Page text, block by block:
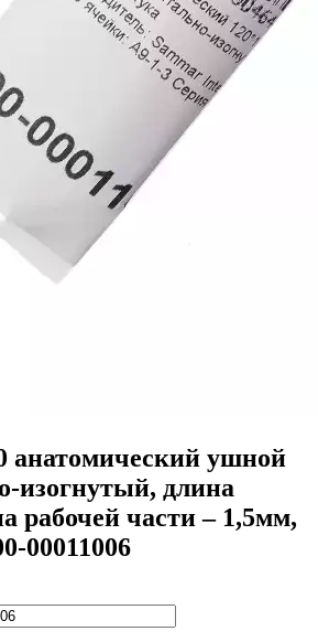
анатомический ушной
изогнутый, длина
рабочей части – 1,5мм,
00011006